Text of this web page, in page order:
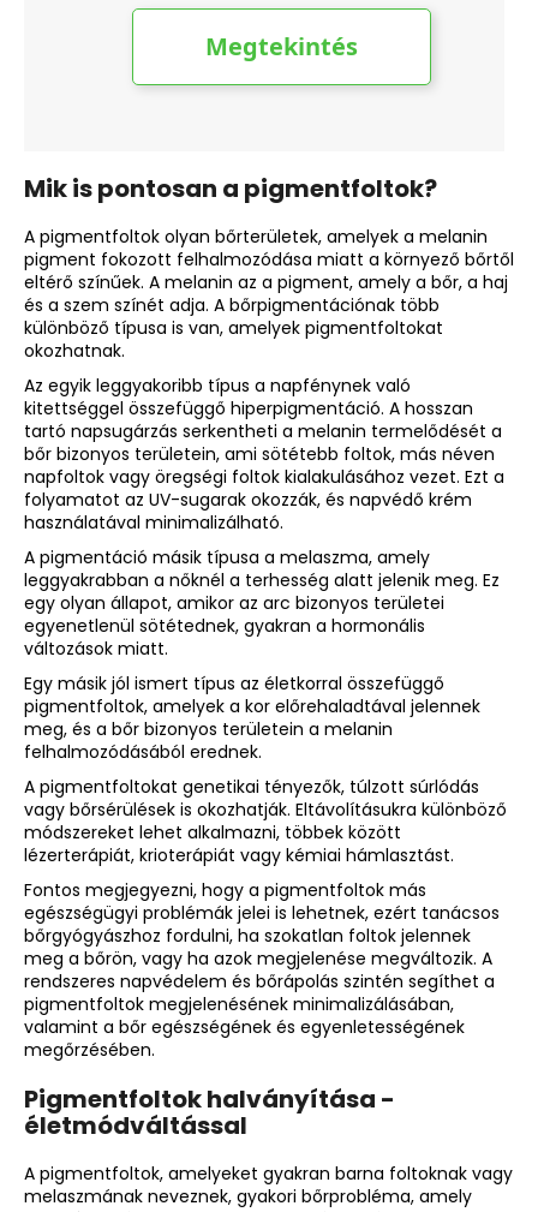
Mik is pontosan a pigmentfoltok?
A pigmentfoltok olyan bőrterületek, amelyek a melanin
pigment fokozott felhalmozódása miatt a környező bőrtől
eltérő színűek. A melanin az a pigment, amely a bőr, a haj
és a szem színét adja. A bőrpigmentációnak több
különböző típusa is van, amelyek pigmentfoltokat
okozhatnak.
Az egyik leggyakoribb típus a napfénynek való
kitettséggel összefüggő hiperpigmentáció. A hosszan
tartó napsugárzás serkentheti a melanin termelődését a
bőr bizonyos területein, ami sötétebb foltok, más néven
napfoltok vagy öregségi foltok kialakulásához vezet. Ezt a
folyamatot az UV-sugarak okozzák, és napvédő krém
használatával minimalizálható.
A pigmentáció másik típusa a melaszma, amely
leggyakrabban a nőknél a terhesség alatt jelenik meg. Ez
egy olyan állapot, amikor az arc bizonyos területei
egyenetlenül sötétednek, gyakran a hormonális
változások miatt.
Egy másik jól ismert típus az életkorral összefüggő
pigmentfoltok, amelyek a kor előrehaladtával jelennek
meg, és a bőr bizonyos területein a melanin
felhalmozódásából erednek.
A pigmentfoltokat genetikai tényezők, túlzott súrlódás
vagy bőrsérülések is okozhatják. Eltávolításukra különböző
módszereket lehet alkalmazni, többek között
lézerterápiát, krioterápiát vagy kémiai hámlasztást.
Fontos megjegyezni, hogy a pigmentfoltok más
egészségügyi problémák jelei is lehetnek, ezért tanácsos
bőrgyógyászhoz fordulni, ha szokatlan foltok jelennek
meg a bőrön, vagy ha azok megjelenése megváltozik. A
rendszeres napvédelem és bőrápolás szintén segíthet a
pigmentfoltok megjelenésének minimalizálásában,
valamint a bőr egészségének és egyenletességének
megőrzésében.
Pigmentfoltok halványítása -
életmódváltással
A pigmentfoltok, amelyeket gyakran barna foltoknak vagy
melaszmának neveznek, gyakori bőrprobléma, amely